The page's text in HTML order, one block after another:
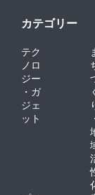
カテゴリー
テク
ノロ
ジー
・ガ
ジェ
ット